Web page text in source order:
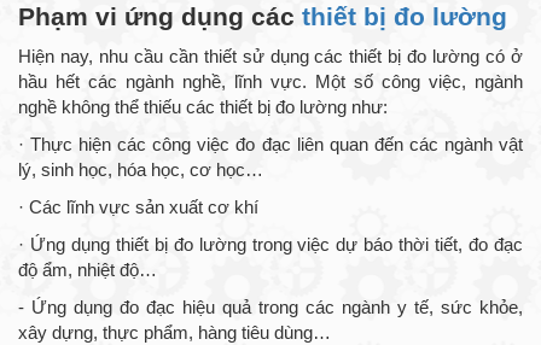
Phạm vi ứng dụng các thiết bị đo lường
Hiện nay, nhu cầu cần thiết sử dụng các thiết bị đo lường có ở
hầu hết các ngành nghề, lĩnh vực. Một số công việc, ngành
nghề không thể thiếu các thiết bị đo lường như:
· Thực hiện các công việc đo đạc liên quan đến các ngành vật
lý, sinh học, hóa học, cơ học…
· Các lĩnh vực sản xuất cơ khí
· Ứng dụng thiết bị đo lường trong việc dự báo thời tiết, đo đạc
độ ẩm, nhiệt độ…
- Ứng dụng đo đạc hiệu quả trong các ngành y tế, sức khỏe,
xây dựng, thực phẩm, hàng tiêu dùng…